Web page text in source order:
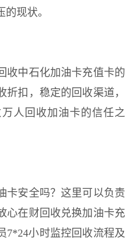
现状。
中石化加油卡充值卡的
折扣，稳定的回收渠道，
人回收加油卡的信任之
安全吗？这里可以负责
心在财回收兑换加油卡充
7*24小时监控回收流程及